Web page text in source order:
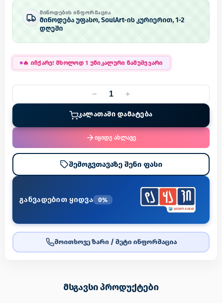
ᲛᲘᲬᲝᲓᲔᲑᲘᲡ ᲘᲜᲤᲝᲠᲛᲐᲪᲘᲐ
მიწოდება უფასო, SoulArt-ის კურიერით, 1-2
დღეში
🔥 იჩქარე! მხოლოდ 1 უნიკალური ნამუშევარი
− +
ᲙᲐᲚᲐᲗᲐᲨᲘ ᲓᲐᲛᲐᲢᲔᲑᲐ
იყიდე ახლავე
შემოგვთავაზე შენი ფასი
განვადებით ყიდვა 0%
მოითხოვე ზარი / მეტი ინფორმაცია
მსგავსი პროდუქტები